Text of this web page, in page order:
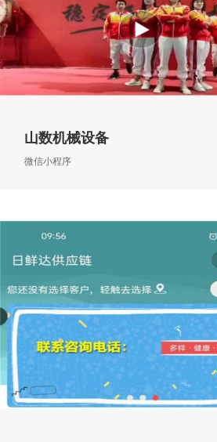
山数机械设备
微信小程序